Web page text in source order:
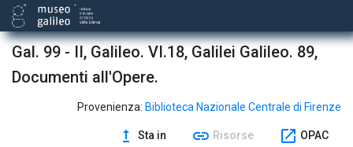
Gal. 99 - II, Galileo. VI.18, Galilei Galileo. 89,
Documenti all'Opere.
Provenienza: Biblioteca Nazionale Centrale di Firenze
upgrade Sta in link Risorse open_in_new OPAC
Buonaventuri Tommaso a Grandi Guido, 5 dicembre 1716.
Buonaventuri Tommaso a Grandi Guido, 8 dicembre 1716.
Buonaventuri Tommaso a Grandi Guido, 13 novembre 1717.